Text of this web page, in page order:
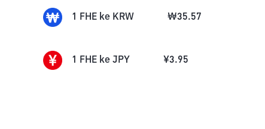
1 FHE ke KRW ₩35.57
1 FHE ke JPY ¥3.95